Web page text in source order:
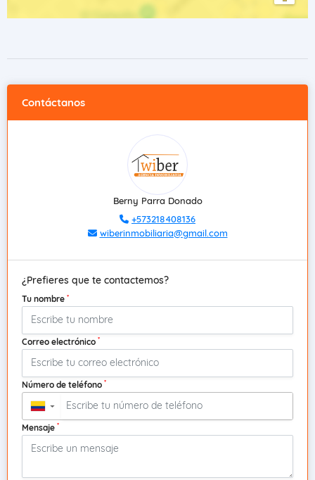
Contáctanos
Berny Parra Donado
+573218408136
wiberinmobiliaria@gmail.com
¿Prefieres que te contactemos?
Tu nombre *
Correo electrónico *
Número de teléfono *
▼
Mensaje *